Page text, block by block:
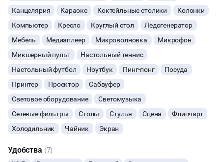
соорентируют по любой вашей просьбе
- Свои высококлассные бармены, качественные кальяны,
вкуснейший кейтеринг, открытая кухня
- Наши цены максимально лояльны и приемлемы
- Отдельный вход без пропусков
- Мы открыты круглосуточно для всех жаворонков и сов
нашей столицы
Остались вопросы?
Мы с удовольствием оставим вас без них при личном общении
по телефону или же в живую ;)
Канцелярия
Караоке Коктейльные столики
Колонки
Компьютер
Кресло Круглый стол
Ледогенератор
Мебель
Медиаплеер Микроволновка
Микрофон
Микшерный пульт
Настольный теннис
Настольный футбол
Ноутбук Пинг-понг
Посуда
Принтер
Проектор
Сабвуфер
Световое оборудование
Светомузыка
Сетевые фильтры
Столы Стулья Сцена
Флипчарт
Холодильник
Чайник Экран
Удобства (7)
ФОТОСЕССИИ
БАНКЕТЫ
ЮБИЛЕЙ
ЙОГА И РАСТЯЖКА
ФИТНЕС